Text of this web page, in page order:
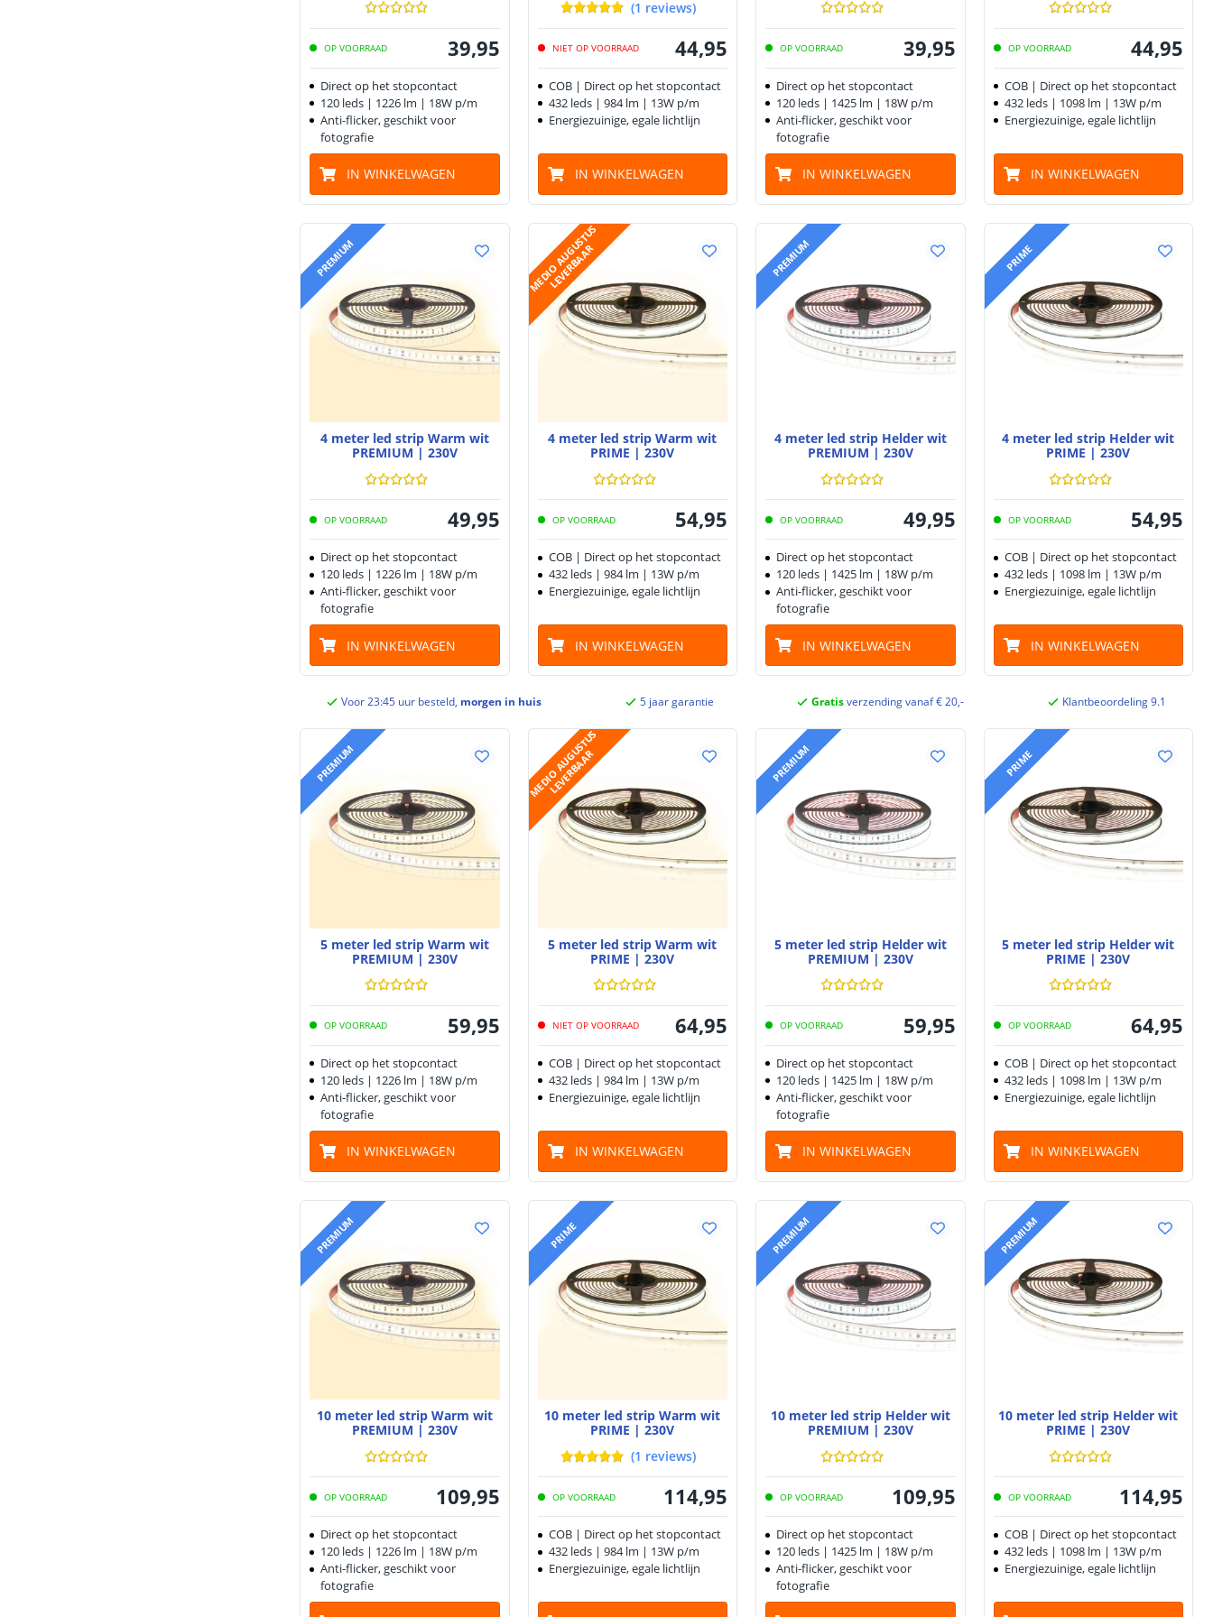
OP VOORRAAD 39,95
Direct op het stopcontact
120 leds | 1226 lm | 18W p/m
Anti-flicker, geschikt voor
fotografie
IN WINKELWAGEN
(1 reviews)
NIET OP VOORRAAD 44,95
COB | Direct op het stopcontact
432 leds | 984 lm | 13W p/m
Energiezuinige, egale lichtlijn
IN WINKELWAGEN
OP VOORRAAD 39,95
Direct op het stopcontact
120 leds | 1425 lm | 18W p/m
Anti-flicker, geschikt voor
fotografie
IN WINKELWAGEN
OP VOORRAAD 44,95
COB | Direct op het stopcontact
432 leds | 1098 lm | 13W p/m
Energiezuinige, egale lichtlijn
IN WINKELWAGEN
PREMIUM
4 meter led strip Warm wit
PREMIUM | 230V
OP VOORRAAD 49,95
Direct op het stopcontact
120 leds | 1226 lm | 18W p/m
Anti-flicker, geschikt voor
fotografie
IN WINKELWAGEN
M
E
D
I
O
A
U
G
U
S
T
U
S
L
E
V
E
R
B
A
A
R
4 meter led strip Warm wit
PRIME | 230V
OP VOORRAAD 54,95
COB | Direct op het stopcontact
432 leds | 984 lm | 13W p/m
Energiezuinige, egale lichtlijn
IN WINKELWAGEN
PREMIUM
4 meter led strip Helder wit
PREMIUM | 230V
OP VOORRAAD 49,95
Direct op het stopcontact
120 leds | 1425 lm | 18W p/m
Anti-flicker, geschikt voor
fotografie
IN WINKELWAGEN
PRIME
4 meter led strip Helder wit
PRIME | 230V
OP VOORRAAD 54,95
COB | Direct op het stopcontact
432 leds | 1098 lm | 13W p/m
Energiezuinige, egale lichtlijn
IN WINKELWAGEN
Voor 23:45 uur besteld, morgen in huis 5 jaar garantie Gratisverzending vanaf € 20,- Klantbeoordeling 9.1
PREMIUM
5 meter led strip Warm wit
PREMIUM | 230V
OP VOORRAAD 59,95
Direct op het stopcontact
120 leds | 1226 lm | 18W p/m
Anti-flicker, geschikt voor
fotografie
IN WINKELWAGEN
M
E
D
I
O
A
U
G
U
S
T
U
S
L
E
V
E
R
B
A
A
R
5 meter led strip Warm wit
PRIME | 230V
NIET OP VOORRAAD 64,95
COB | Direct op het stopcontact
432 leds | 984 lm | 13W p/m
Energiezuinige, egale lichtlijn
IN WINKELWAGEN
PREMIUM
5 meter led strip Helder wit
PREMIUM | 230V
OP VOORRAAD 59,95
Direct op het stopcontact
120 leds | 1425 lm | 18W p/m
Anti-flicker, geschikt voor
fotografie
IN WINKELWAGEN
PRIME
5 meter led strip Helder wit
PRIME | 230V
OP VOORRAAD 64,95
COB | Direct op het stopcontact
432 leds | 1098 lm | 13W p/m
Energiezuinige, egale lichtlijn
IN WINKELWAGEN
PREMIUM
10 meter led strip Warm wit
PREMIUM | 230V
OP VOORRAAD 109,95
Direct op het stopcontact
120 leds | 1226 lm | 18W p/m
Anti-flicker, geschikt voor
fotografie
PRIME
10 meter led strip Warm wit
PRIME | 230V
(1 reviews)
OP VOORRAAD 114,95
COB | Direct op het stopcontact
432 leds | 984 lm | 13W p/m
Energiezuinige, egale lichtlijn
PREMIUM
10 meter led strip Helder wit
PREMIUM | 230V
OP VOORRAAD 109,95
Direct op het stopcontact
120 leds | 1425 lm | 18W p/m
Anti-flicker, geschikt voor
fotografie
PREMIUM
10 meter led strip Helder wit
PRIME | 230V
OP VOORRAAD 114,95
COB | Direct op het stopcontact
432 leds | 1098 lm | 13W p/m
Energiezuinige, egale lichtlijn